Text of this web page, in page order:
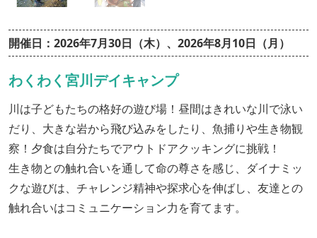
開催日：2026年7月30日（木）、2026年8月10日（月）
わくわく宮川デイキャンプ
川は子どもたちの格好の遊び場！昼間はきれいな川で泳い
だり、大きな岩から飛び込みをしたり、魚捕りや生き物観
察！夕食は自分たちでアウトドアクッキングに挑戦！
生き物との触れ合いを通して命の尊さを感じ、ダイナミッ
クな遊びは、チャレンジ精神や探求心を伸ばし、友達との
触れ合いはコミュニケーション力を育てます。